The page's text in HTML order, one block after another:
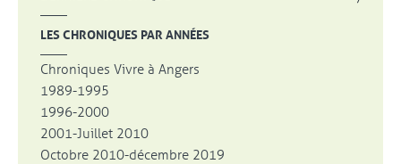
LES CHRONIQUES PAR ANNÉES
Chroniques Vivre à Angers
1989-1995
1996-2000
2001-Juillet 2010
Octobre 2010-décembre 2019